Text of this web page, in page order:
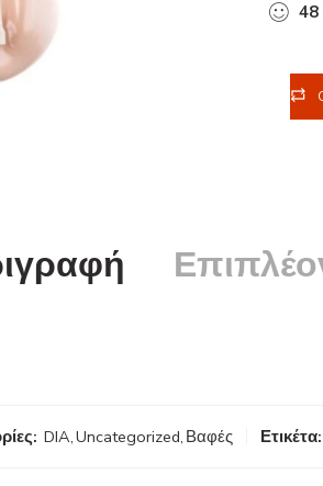
48
DIA,Uncategorized, Βαφές Ετικέτα: